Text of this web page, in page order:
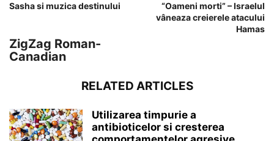
Sasha si muzica destinului
“Oameni morti” – Israelul
vâneaza creierele atacului
Hamas
ZigZag Roman-
Canadian
RELATED ARTICLES
Utilizarea timpurie a
antibioticelor si cresterea